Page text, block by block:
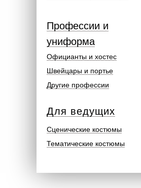
Официанты и хостес
Швейцары и портье
Другие профессии
Профессии и
униформа
Сценические костюмы
Тематические костюмы
Для ведущих